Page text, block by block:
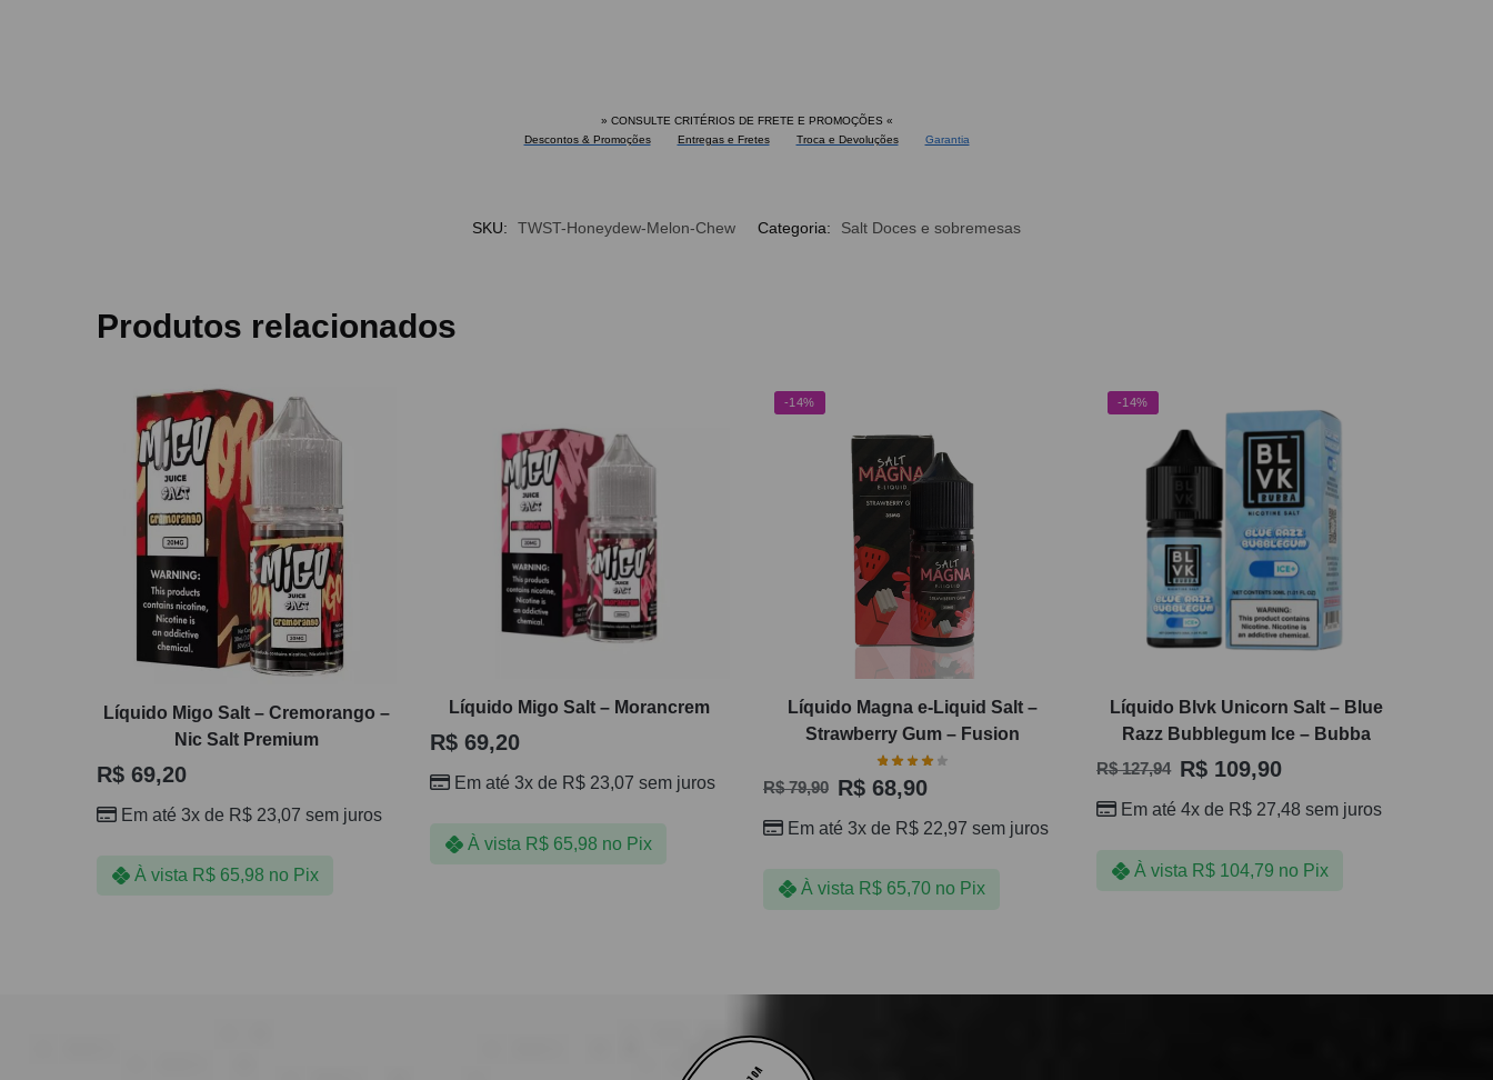
» CONSULTE CRITÉRIOS DE FRETE E PROMOÇÕES «
Descontos & Promoções
Entregas e Fretes Troca e Devoluções Garantia
SKU: TWST-Honeydew-Melon-Chew Categoria: Salt Doces e sobremesas
Produtos relacionados
Líquido Migo Salt – Cremorango –
Nic Salt Premium
R$ 69,20
Em até 3x de R$ 23,07 sem juros
À vista R$65,98 no Pix
Líquido Migo Salt – Morancrem
R$ 69,20
Em até 3x de R$ 23,07 sem juros
À vista R$65,98 no Pix
-14%
Líquido Magna e-Liquid Salt –
Strawberry Gum – Fusion
R$79,90 R$68,90
Em até 3x de R$22,97 sem juros
À vista R$65,70 no Pix
-14%
Líquido Blvk Unicorn Salt – Blue
Razz Bubblegum Ice – Bubba
R$127,94 R$109,90
Em até 4x de R$27,48 sem juros
À vista R$104,79 no Pix